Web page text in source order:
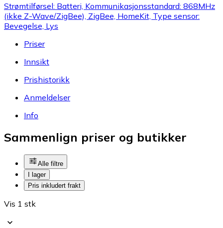
Strømtilførsel: Batteri, Kommunikasjonsstandard: 868MHz
(ikke Z-Wave/ZigBee), ZigBee, HomeKit, Type sensor:
Bevegelse, Lys
Priser
Innsikt
Prishistorikk
Anmeldelser
Info
Sammenlign priser og butikker
Alle filtre
I lager
Pris inkludert frakt
Vis 1 stk